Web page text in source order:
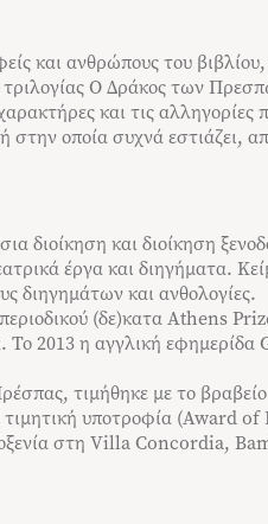
και ανθρώπους του
Ο Δράκος των
και τις αλληγορίες
οποία συχνά εστιάζει,
διοίκηση και διοίκηση
έργα και διηγήματα.
διηγημάτων και ανθολογίες.
(δε)κατα Athens
Το 2013 η αγγλική εφημερίδα
τιμήθηκε με το
υποτροφία (Award
στη Villa Concordia,